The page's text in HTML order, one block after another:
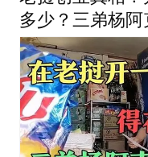
多少？三弟杨